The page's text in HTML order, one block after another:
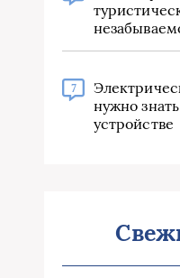
7
нужно
устройстве